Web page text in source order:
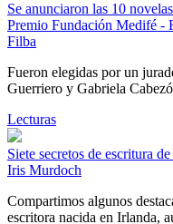
Se anunciaron las 10
Premio Fundación Medifé -
Filba
Fueron elegidas por un
Guerriero y Gabriela
Lecturas
Siete secretos de escritura
Iris Murdoch
Compartimos algunos
escritora nacida en Irlanda,